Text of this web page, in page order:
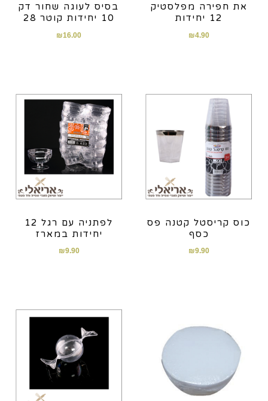
את חפירה מפלסטיק
12 יחידות
₪4.90
בסיס לעוגה שחור דק
10 יחידות קוטר 28
₪16.00
כוס קריסטל קטנה פס
כסף
₪9.90
לפתניה עם רגל 12
יחידות במארז
₪9.90